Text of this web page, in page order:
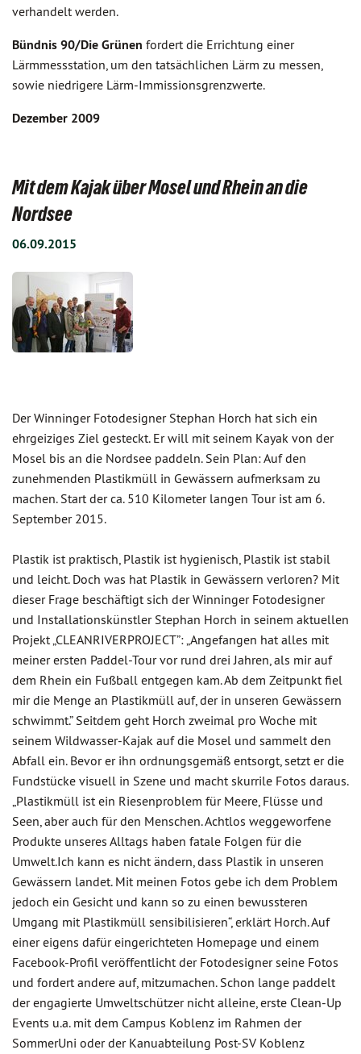
verhandelt werden.
Bündnis 90/Die Grünen fordert die Errichtung einer
Lärmmessstation, um den tatsächlichen Lärm zu messen,
sowie niedrigere Lärm-Immissionsgrenzwerte.
Dezember 2009
Mit dem Kajak über Mosel und Rhein an die
Nordsee
06.09.2015
Der Winninger Fotodesigner Stephan Horch hat sich ein
ehrgeiziges Ziel gesteckt. Er will mit seinem Kayak von der
Mosel bis an die Nordsee paddeln. Sein Plan: Auf den
zunehmenden Plastikmüll in Gewässern aufmerksam zu
machen. Start der ca. 510 Kilometer langen Tour ist am 6.
September 2015.
Plastik ist praktisch, Plastik ist hygienisch, Plastik ist stabil
und leicht. Doch was hat Plastik in Gewässern verloren? Mit
dieser Frage beschäftigt sich der Winninger Fotodesigner
und Installationskünstler Stephan Horch in seinem aktuellen
Projekt „CLEANRIVERPROJECT”: „Angefangen hat alles mit
meiner ersten Paddel-Tour vor rund drei Jahren, als mir auf
dem Rhein ein Fußball entgegen kam. Ab dem Zeitpunkt fiel
mir die Menge an Plastikmüll auf, der in unseren Gewässern
schwimmt.” Seitdem geht Horch zweimal pro Woche mit
seinem Wildwasser-Kajak auf die Mosel und sammelt den
Abfall ein. Bevor er ihn ordnungsgemäß entsorgt, setzt er die
Fundstücke visuell in Szene und macht skurrile Fotos daraus.
„Plastikmüll ist ein Riesenproblem für Meere, Flüsse und
Seen, aber auch für den Menschen. Achtlos weggeworfene
Produkte unseres Alltags haben fatale Folgen für die
Umwelt.Ich kann es nicht ändern, dass Plastik in unseren
Gewässern landet. Mit meinen Fotos gebe ich dem Problem
jedoch ein Gesicht und kann so zu einen bewussteren
Umgang mit Plastikmüll sensibilisieren“, erklärt Horch. Auf
einer eigens dafür eingerichteten Homepage und einem
Facebook-Profil veröffentlicht der Fotodesigner seine Fotos
und fordert andere auf, mitzumachen. Schon lange paddelt
der engagierte Umweltschützer nicht alleine, erste Clean-Up
Events u.a. mit dem Campus Koblenz im Rahmen der
SommerUni oder der Kanuabteilung Post-SV Koblenz